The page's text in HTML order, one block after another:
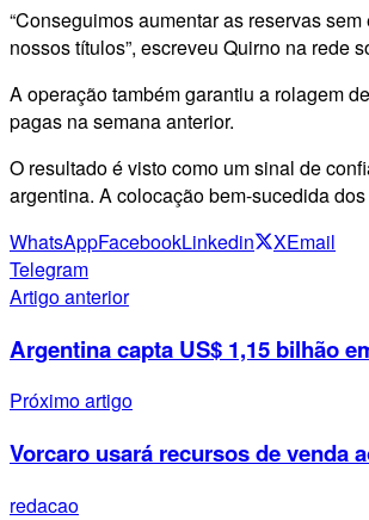
“Conseguimos aumentar as reservas
nossos títulos”, escreveu Quirno na rede
A operação também garantiu a rolagem
pagas na semana anterior.
O resultado é visto como um sinal de
argentina. A colocação bem-sucedida
WhatsAppFacebookLinkedin XEmail
Telegram
Artigo anterior
Argentina capta US$ 1,15 bilhão
Próximo artigo
Vorcaro usará recursos de venda
redacao